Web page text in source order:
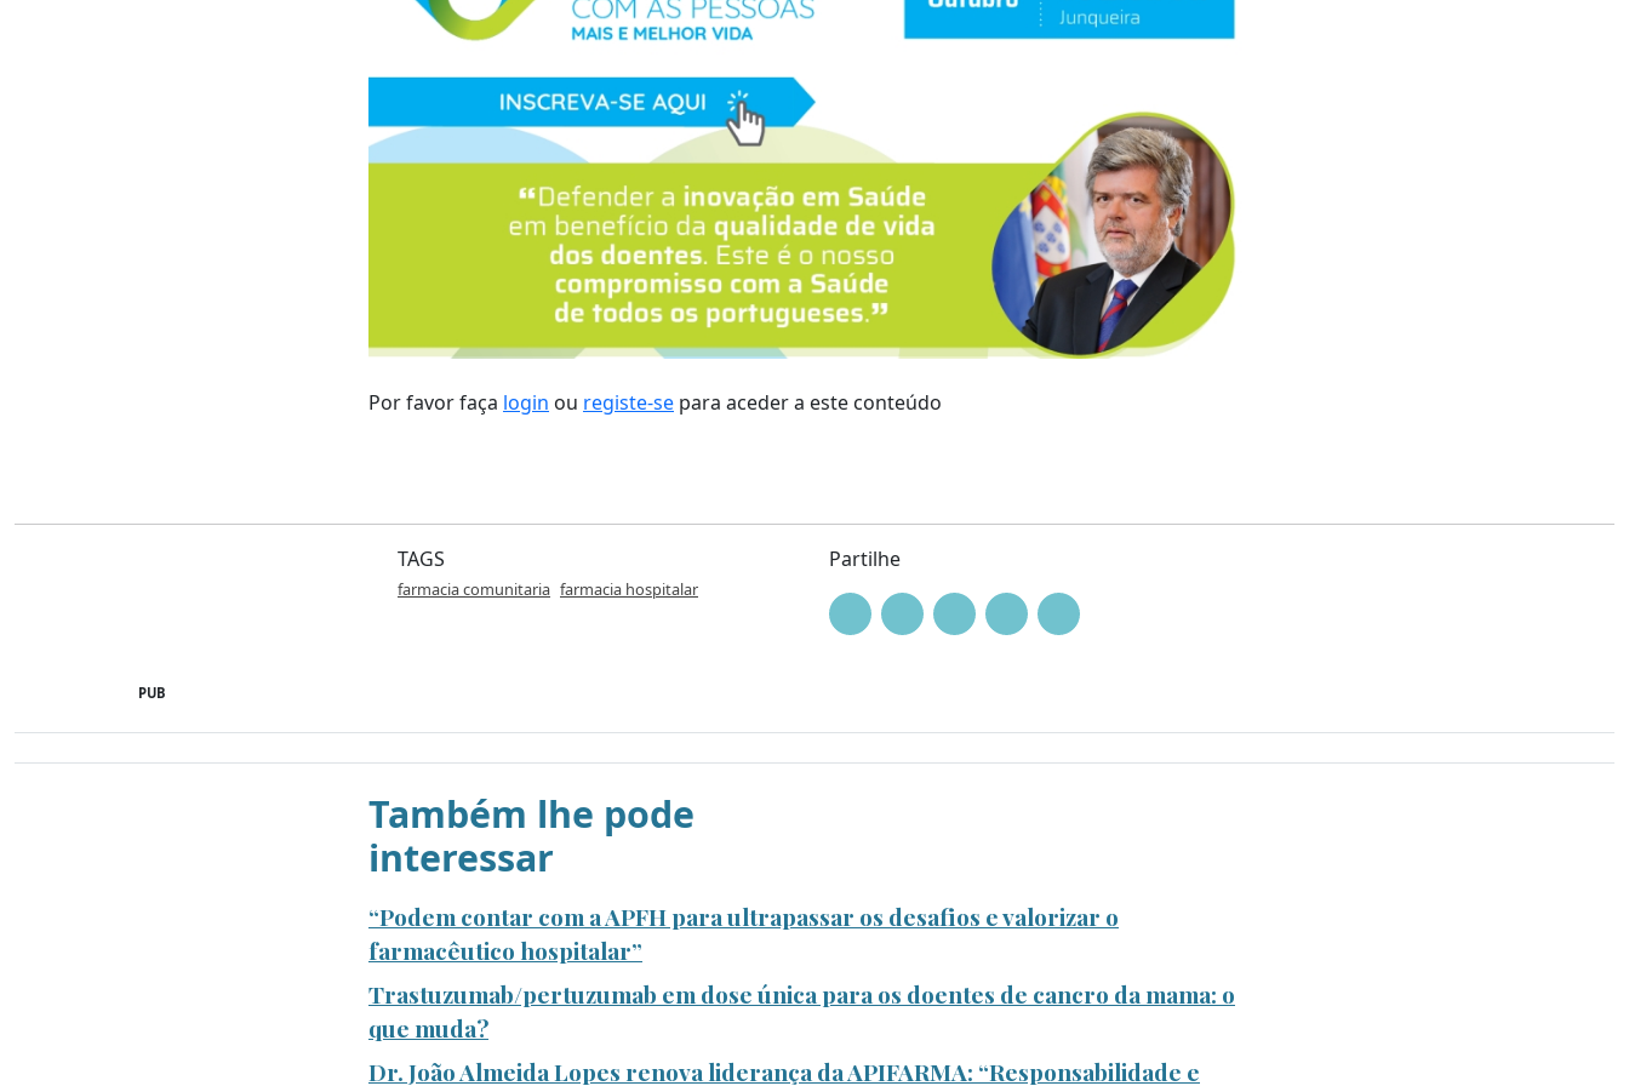
Por favor faça login ou registe-se para aceder a este conteúdo
TAGS
farmacia comunitaria farmacia hospitalar
Partilhe
PUB
Também lhe pode
interessar
“Podem contar com a APFH para ultrapassar os desafios e valorizar o
farmacêutico hospitalar”
Trastuzumab/pertuzumab em dose única para os doentes de cancro da mama: o
que muda?
Dr. João Almeida Lopes renova liderança da APIFARMA: “Responsabilidade e